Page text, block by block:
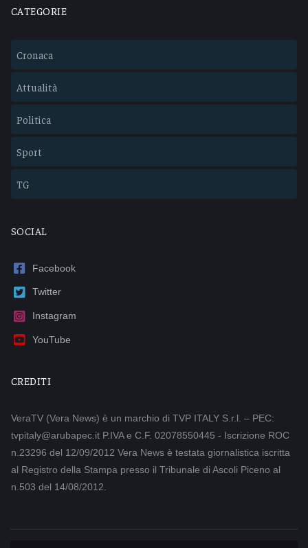
CATEGORIE
Cronaca
Attualità
Politica
Sport
TG
SOCIAL
Facebook
Twitter
Instagram
YouTube
CREDITI
VeraTV (Vera News) è un marchio di TVP ITALY S.r.l. – PEC:
tvpitaly@arubapec.it P.IVA e C.F. 02078550445 - Iscrizione ROC
n.23296 del 12/09/2012 Vera News è testata giornalistica iscritta
al Registro della Stampa presso il Tribunale di Ascoli Piceno al
n.503 del 14/08/2012.